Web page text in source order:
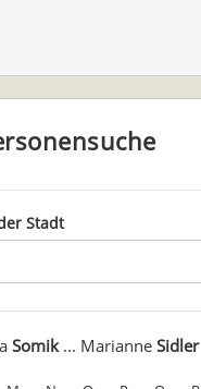
Stadt
Somik... Marianne Sidler